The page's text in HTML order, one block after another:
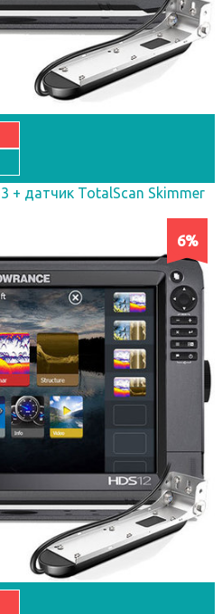
+ датчик TotalScan Skimmer
6%